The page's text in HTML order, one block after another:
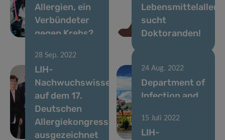
Allergien, ein
Verbündeter
gegen Krebs?
sucht
Doktoranden!
28 Sep. 2022
LIH-
Nachwuchswissenschaftlerin
auf dem 17.
Deutschen
Allergiekongress
ausgezeichnet
24 Aug. 2022
Department of
Infection and
triumphs at
EAACI
15 Juli 2022
LIH-